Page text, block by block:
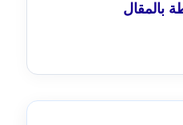
بالمقال